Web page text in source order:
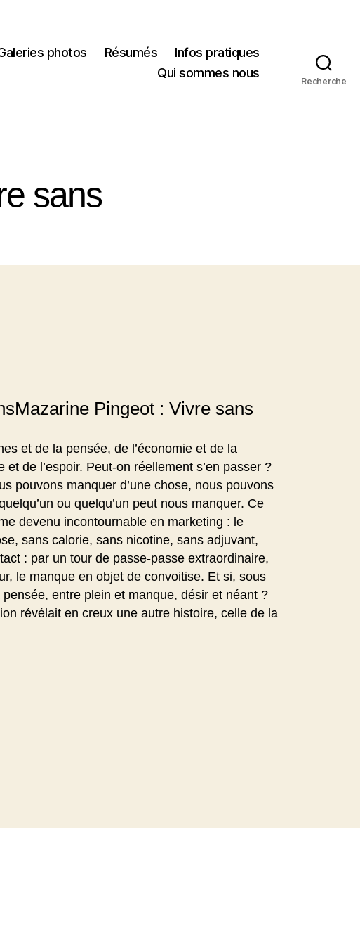
photos Résumés
Infos pratiques
Qui sommes nous
Recherche
sans
Pingeot : Vivre sans
et de la pensée, de l’économie et de la
de l’espoir. Peut-on réellement s’en passer ?
pouvons manquer d’une chose, nous pouvons
ou quelqu’un peut nous manquer. Ce
devenu incontournable en marketing : le
sans calorie, sans nicotine, sans adjuvant,
: par un tour de passe-passe extraordinaire,
le manque en objet de convoitise. Et si, sous
entre plein et manque, désir et néant ?
révélait en creux une autre histoire, celle de la